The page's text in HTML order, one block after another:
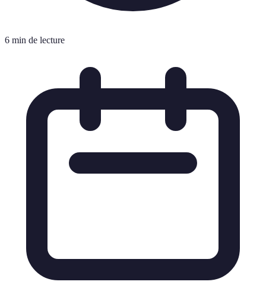
6 min de lecture